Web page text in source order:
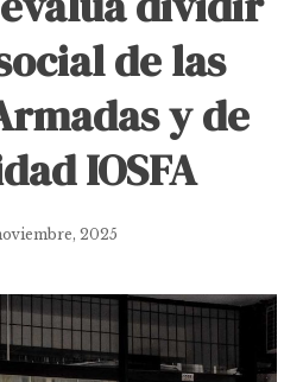
de las
y de
IOSFA
2025